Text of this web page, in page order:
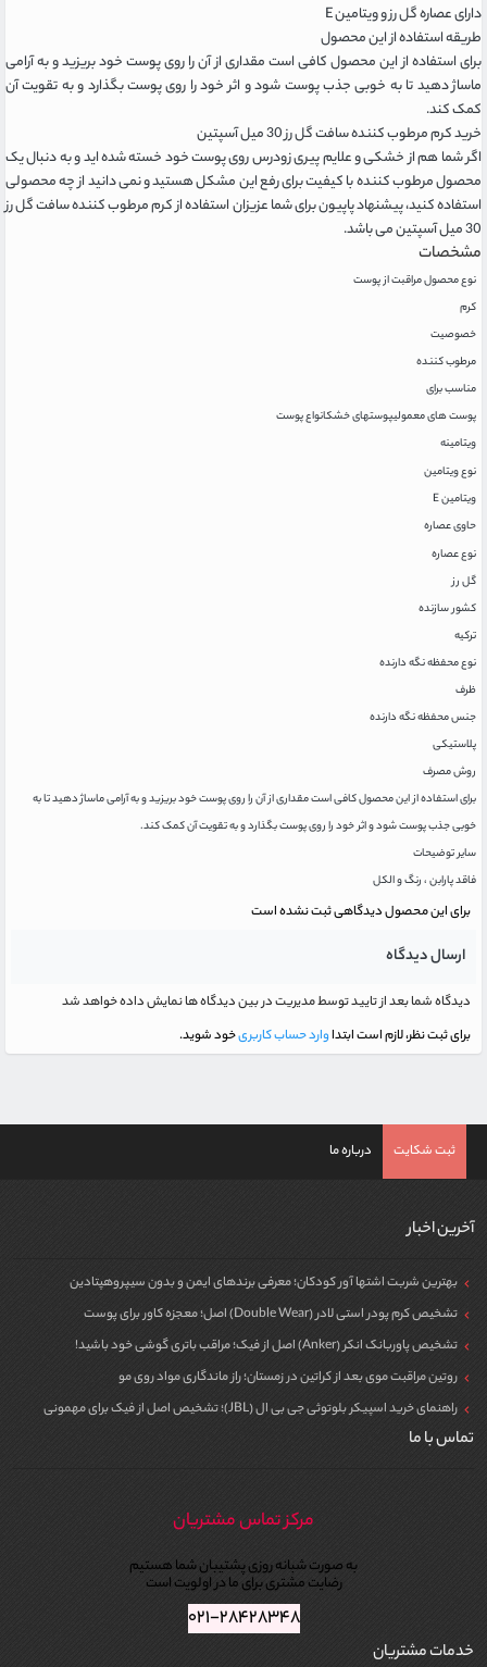
دارای عصاره گل رز و ویتامین E
طریقه استفاده از این محصول
برای استفاده از این محصول کافی است مقداری از آن را روی پوست خود بریزید و به آرامی
ماساژ دهید تا به خوبی جذب پوست شود و اثر خود را روی پوست بگذارد و به تقویت آن
کمک کند.
خرید کرم مرطوب کننده سافت گل رز 30 میل آسپتین
اگر شما هم از خشکی و علایم پیری زودرس روی پوست خود خسته شده اید و به دنبال یک
محصول مرطوب کننده با کیفیت برای رفع این مشکل هستید و نمی دانید از چه محصولی
استفاده کنید، پیشنهاد پاپیون برای شما عزیزان استفاده از کرم مرطوب کننده سافت گل رز
30 میل آسپتین می باشد.
مشخصات
نوع محصول مراقبت از پوست
کرم
خصوصیت
مرطوب کننده
مناسب برای
پوست های معمولیپوستهای خشکانواع پوست
ویتامینه
نوع ویتامین
ویتامین E
حاوی عصاره
نوع عصاره
گل رز
کشور سازنده
ترکیه
نوع محفظه نگه دارنده
ظرف
جنس محفظه نگه دارنده
پلاستیکی
روش مصرف
برای استفاده از این محصول کافی است مقداری از آن را روی پوست خود بریزید و به آرامی ماساژ دهید تا به
خوبی جذب پوست شود و اثر خود را روی پوست بگذارد و به تقویت آن کمک کند.
سایر توضیحات
فاقد پارابن ، رنگ و الکل
برای این محصول دیدگاهی ثبت نشده است
ارسال دیدگاه
دیدگاه شما بعد از تایید توسط مدیریت در بین دیدگاه ها نمایش داده خواهد شد
برای ثبت نظر، لازم است ابتداوارد حساب کاربریخود شوید.
ثبت شکایت درباره ما
آخرین اخبار
بهترین شربت اشتها آور کودکان؛ معرفی برندهای ایمن و بدون سیپروهپتادین
تشخیص کرم پودر استی لادر (Double Wear) اصل؛ معجزه کاور برای پوست
تشخیص پاوربانک انکر (Anker) اصل از فیک؛ مراقب باتری گوشی خود باشید!
روتین مراقبت موی بعد از کراتین در زمستان؛ راز ماندگاری مواد روی مو
راهنمای خرید اسپیکر بلوتوثی جی بی ال (JBL)؛ تشخیص اصل از فیک برای مهمونی
تماس با ما
مرکز تماس مشتریان
به صورت شبانه روزی پشتیبان شما هستیم
رضایت مشتری برای ما در اولویت است
۰۲۱-۲۸۴۲۸۳۴۸
خدمات مشتریان